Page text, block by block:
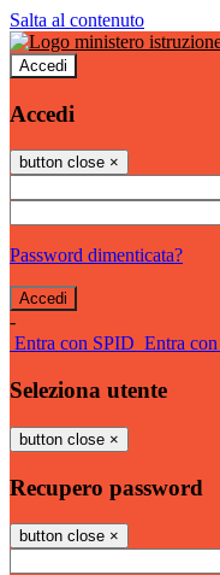
Salta al contenuto
Accedi
Accedi
button close ×
Password dimenticata?
-
Entra con SPID Entra
Seleziona utente
button close ×
Recupero password
button close ×